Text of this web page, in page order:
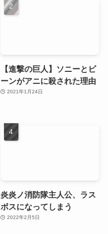
【進撃の巨人】ソニーとビ
ーンがアニに殺された理由
2021年1月24日
炎炎ノ消防隊主人公、ラス
ボスになってしまう
2022年2月5日